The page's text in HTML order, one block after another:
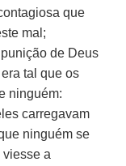
que
mal;
de Deus
tal que os
ninguém:
carregavam
ninguém se
viesse a